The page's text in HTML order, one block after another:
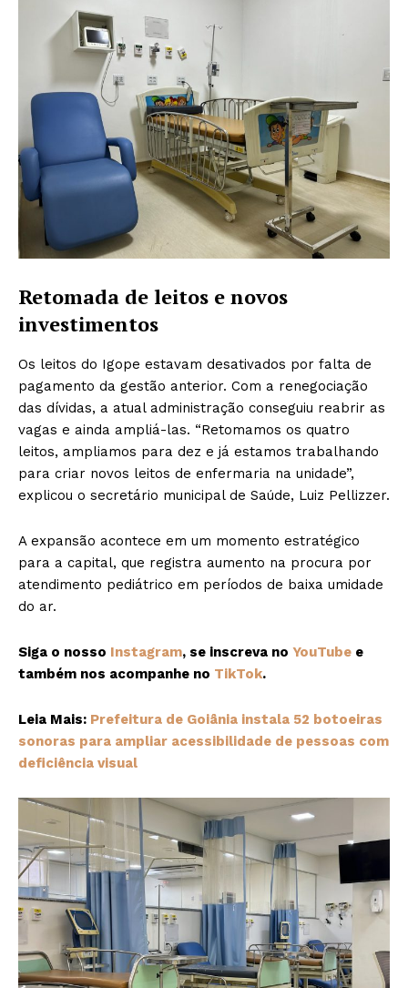
Retomada de leitos e novos
investimentos
Os leitos do Igope estavam desativados por falta de
pagamento da gestão anterior. Com a renegociação
das dívidas, a atual administração conseguiu reabrir as
vagas e ainda ampliá-las. “Retomamos os quatro
leitos, ampliamos para dez e já estamos trabalhando
para criar novos leitos de enfermaria na unidade”,
explicou o secretário municipal de Saúde, Luiz Pellizzer.
A expansão acontece em um momento estratégico
para a capital, que registra aumento na procura por
atendimento pediátrico em períodos de baixa umidade
do ar.
Siga o nosso Instagram, se inscreva no YouTube e
também nos acompanhe no TikTok.
Leia Mais: Prefeitura de Goiânia instala 52 botoeiras
sonoras para ampliar acessibilidade de pessoas com
deficiência visual